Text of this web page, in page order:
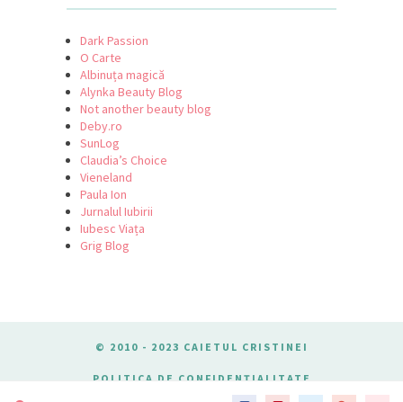
Dark Passion
O Carte
Albinuța magică
Alynka Beauty Blog
Not another beauty blog
Deby.ro
SunLog
Claudia’s Choice
Vieneland
Paula Ion
Jurnalul Iubirii
Iubesc Viața
Grig Blog
© 2010 - 2023 CAIETUL CRISTINEI
POLITICA DE CONFIDENȚIALITATE
DESPRE COOKIES